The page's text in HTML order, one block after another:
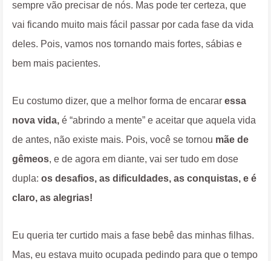
sempre vão precisar de nós. Mas pode ter certeza, que
vai ficando muito mais fácil passar por cada fase da vida
deles. Pois, vamos nos tornando mais fortes, sábias e
bem mais pacientes.
Eu costumo dizer, que a melhor forma de encarar essa
nova vida, é “abrindo a mente” e aceitar que aquela vida
de antes, não existe mais. Pois, você se tornou mãe de
gêmeos, e de agora em diante, vai ser tudo em dose
dupla: os desafios, as dificuldades, as conquistas, e é
claro, as alegrias!
Eu queria ter curtido mais a fase bebê das minhas filhas.
Mas, eu estava muito ocupada pedindo para que o tempo